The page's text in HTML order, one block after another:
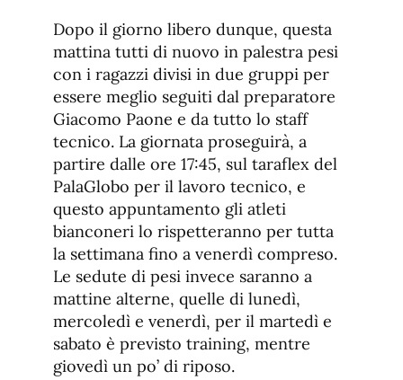
Dopo il giorno libero dunque, questa
mattina tutti di nuovo in palestra pesi
con i ragazzi divisi in due gruppi per
essere meglio seguiti dal preparatore
Giacomo Paone e da tutto lo staff
tecnico. La giornata proseguirà, a
partire dalle ore 17:45, sul taraflex del
PalaGlobo per il lavoro tecnico, e
questo appuntamento gli atleti
bianconeri lo rispetteranno per tutta
la settimana fino a venerdì compreso.
Le sedute di pesi invece saranno a
mattine alterne, quelle di lunedì,
mercoledì e venerdì, per il martedì e
sabato è previsto training, mentre
giovedì un po’ di riposo.